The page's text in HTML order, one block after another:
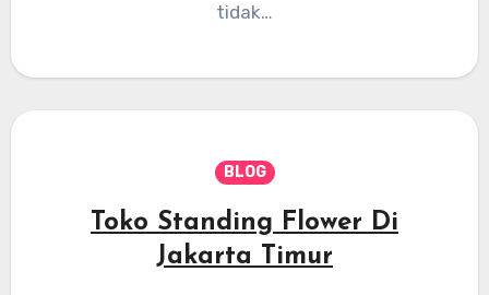
tidak…
BLOG
Toko Standing Flower Di
Jakarta Timur